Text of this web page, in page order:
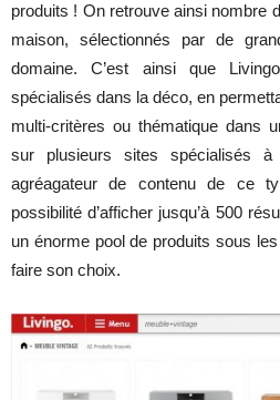
produits ! On retrouve ainsi nombre
maison, sélectionnés par de
domaine. C’est ainsi que
spécialisés dans la déco, en
multi-critères ou thématique dans
sur plusieurs sites spécialisés à
agréagateur de contenu de ce
possibilité d’afficher jusqu’à 500
un énorme pool de produits sous
faire son choix.